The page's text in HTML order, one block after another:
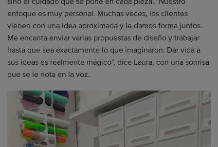
enfoque es muy personal. Muchas veces, los clientes
vienen con una idea aproximada y le damos forma juntos.
Me encanta enviar varias propuestas de diseño y trabajar
hasta que sea exactamente lo que imaginaron. Dar vida a
sus ideas es realmente mágico", dice Laura, con una sonrisa
que se le nota en la voz.